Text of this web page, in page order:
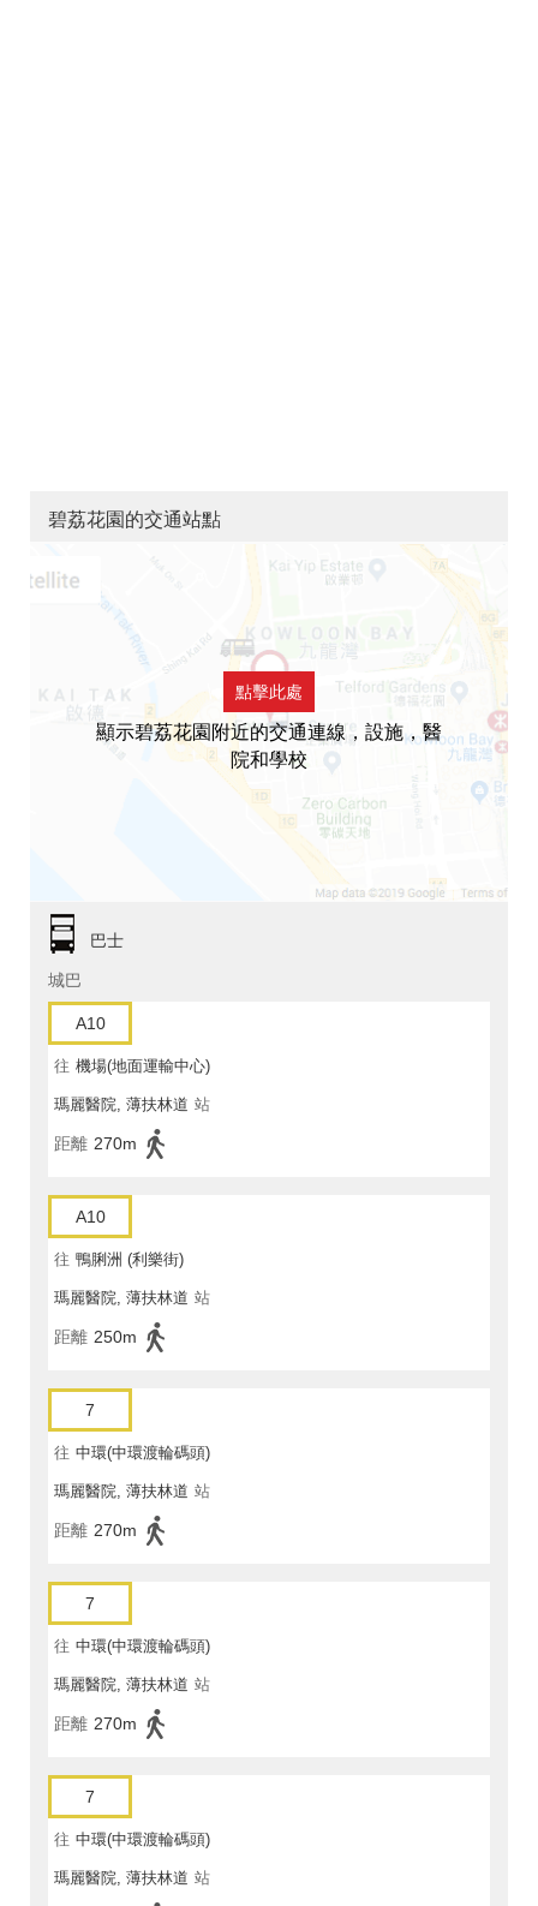
碧荔花園的交通站點
點擊此處
顯示碧荔花園附近的交通連線，設施，醫
院和學校
巴士
城巴
A10
往 機場(地面運輸中心)
瑪麗醫院, 薄扶林道 站
距離 270m
A10
往 鴨脷洲 (利樂街)
瑪麗醫院, 薄扶林道 站
距離 250m
7
往 中環(中環渡輪碼頭)
瑪麗醫院, 薄扶林道 站
距離 270m
7
往 中環(中環渡輪碼頭)
瑪麗醫院, 薄扶林道 站
距離 270m
7
往 中環(中環渡輪碼頭)
瑪麗醫院, 薄扶林道 站